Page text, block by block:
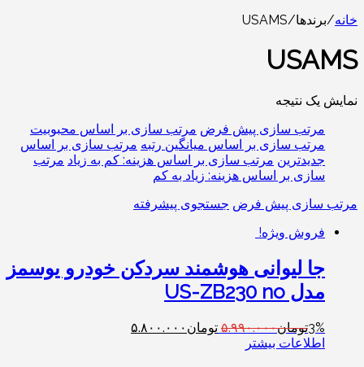
خانه/برندها/
USAMS
USAMS
نمایش یک نتیجه
مرتب سازی پیش فرض مرتب سازی بر اساس محبوبیت
مرتب سازی بر اساس میانگین رتبه مرتب سازی بر اساس
جدیدترین مرتب سازی بر اساس هزینه: کم به زیاد مرتب
سازی بر اساس هزینه: زیاد به کم
مرتب سازی پیش فرض جستجوی پیشرفته
فروش ویژه!
جا لیوانی هوشمند سردکن خودرو یوسمز
مدل US-ZB230 no
3%تومان۵.۹۹۰.۰۰۰ تومان ۵.۸۰۰.۰۰۰
اطلاعات بیشتر